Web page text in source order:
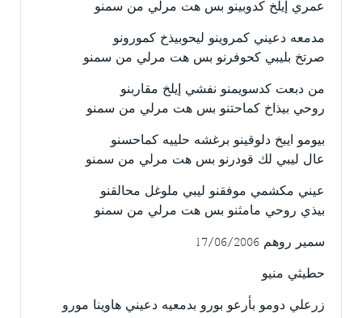
عمري إيلخ كدوبينو بس هت مرلي من سمنو
مدمعه دعيني كمروينو ليحوبيذخ كمورونو
صرتخ بليبي كحوفرنو بس هت مرلي من سمنو
من دبعت كدسويمنو نفشي إيلخ مقاربنو
روحي بيذاخ كماحتنو بس هت مرلي من سمنو
بيومو ايبخ دلوقينو برغشه حلييه كماحسنو
عال ليبي لك قودرنو بس هت مرلي من سمنو
عيني مكشمي موفقنو ليبي ملوغل محالقنو
بيذي روحي مامثنو بس هت مرلي من سمنو
سمير روهم 17/06/2006
حطيثي منيو
زرعلي دومو بأرعو بورو بدمعيه دعيني هاوينا مورو